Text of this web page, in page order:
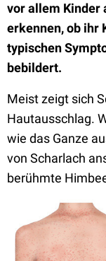
vor allem Kinder
erkennen, ob ihr
typischen
bebildert.
Meist zeigt sich
Hautausschlag.
wie das Ganze
von Scharlach
berühmte